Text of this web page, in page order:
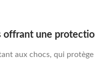
offrant une
aux chocs, qui